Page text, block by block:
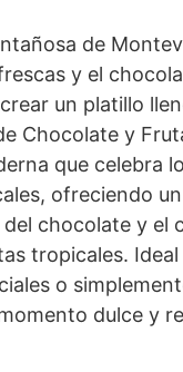
de
y el
un platillo
Chocolate y
que celebra
ofreciendo
chocolate y el
tropicales. Ideal
o
dulce y